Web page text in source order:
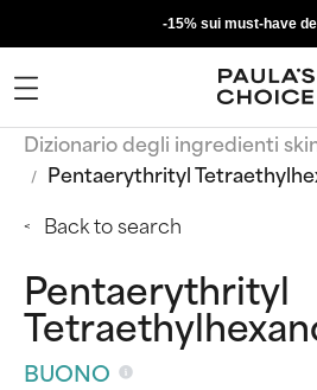
-15% sui must-have
Dizionario degli ingredienti
Pentaerythrityl
Back to search
Pentaerythrityl
BUONO